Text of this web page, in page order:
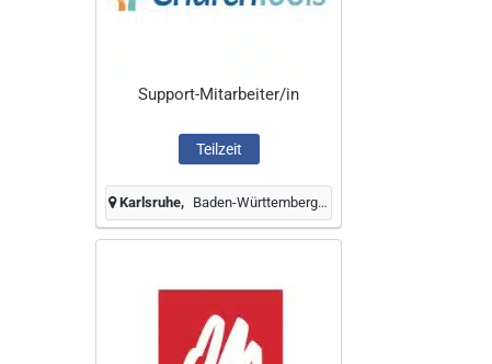
Support-Mitarbeiter/in
Teilzeit
Karlsruhe Baden-Württemberg, Deutschland